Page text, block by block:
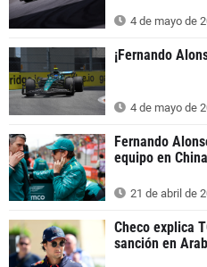
4 de mayo de
¡Fernando
4 de mayo de
Fernando
equipo en China
21 de abril de
Checo explica
sanción en